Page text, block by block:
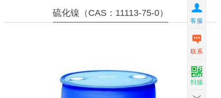
硫化镍（CAS：11113-75-0）
客服
联系
扫描